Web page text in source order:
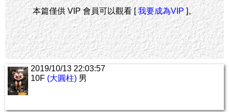
本篇僅供 VIP 會員可以觀看 [我要成為VIP]。
2019/10/13 22:03:57
10F (大圓柱) 男